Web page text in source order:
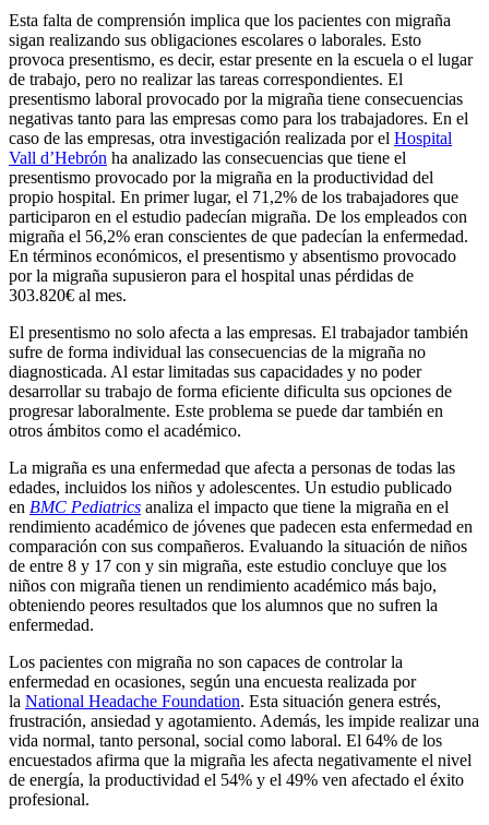
Esta falta de comprensión implica que los pacientes con migraña
sigan realizando sus obligaciones escolares o laborales. Esto
provoca presentismo, es decir, estar presente en la escuela o el lugar
de trabajo, pero no realizar las tareas correspondientes. El
presentismo laboral provocado por la migraña tiene consecuencias
negativas tanto para las empresas como para los trabajadores. En el
caso de las empresas, otra investigación realizada por el Hospital
Vall d’Hebrón ha analizado las consecuencias que tiene el
presentismo provocado por la migraña en la productividad del
propio hospital. En primer lugar, el 71,2% de los trabajadores que
participaron en el estudio padecían migraña. De los empleados con
migraña el 56,2% eran conscientes de que padecían la enfermedad.
En términos económicos, el presentismo y absentismo provocado
por la migraña supusieron para el hospital unas pérdidas de
303.820€ al mes.
El presentismo no solo afecta a las empresas. El trabajador también
sufre de forma individual las consecuencias de la migraña no
diagnosticada. Al estar limitadas sus capacidades y no poder
desarrollar su trabajo de forma eficiente dificulta sus opciones de
progresar laboralmente. Este problema se puede dar también en
otros ámbitos como el académico.
La migraña es una enfermedad que afecta a personas de todas las
edades, incluidos los niños y adolescentes. Un estudio publicado
en BMC Pediatrics analiza el impacto que tiene la migraña en el
rendimiento académico de jóvenes que padecen esta enfermedad en
comparación con sus compañeros. Evaluando la situación de niños
de entre 8 y 17 con y sin migraña, este estudio concluye que los
niños con migraña tienen un rendimiento académico más bajo,
obteniendo peores resultados que los alumnos que no sufren la
enfermedad.
Los pacientes con migraña no son capaces de controlar la
enfermedad en ocasiones, según una encuesta realizada por
la National Headache Foundation. Esta situación genera estrés,
frustración, ansiedad y agotamiento. Además, les impide realizar una
vida normal, tanto personal, social como laboral. El 64% de los
encuestados afirma que la migraña les afecta negativamente el nivel
de energía, la productividad el 54% y el 49% ven afectado el éxito
profesional.